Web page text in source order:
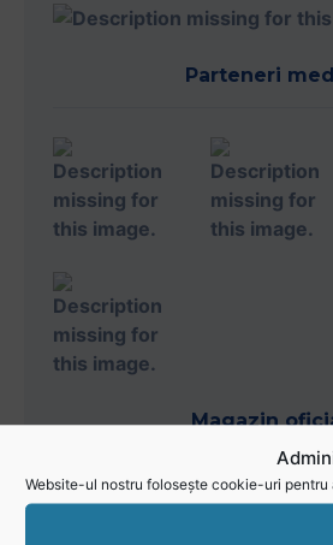
Website-ul nostru folosește cookie-uri
Parteneri
Magazin